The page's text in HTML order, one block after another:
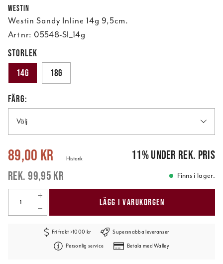
Westin
Westin Sandy Inline 14g 9,5cm.
Art nr: 05548-SI_14g
STORLEK
14g
18g
FÄRG:
Välj
Nuvarande pris: 99,95 kr
89,00 kr
99,95 kr
Historik 11%under rek. pris
Finns i lager.
LÄGG I VARUKORGEN
Fri frakt >1000 kr Supersnabba leveranser
Personlig service Betala med Walley